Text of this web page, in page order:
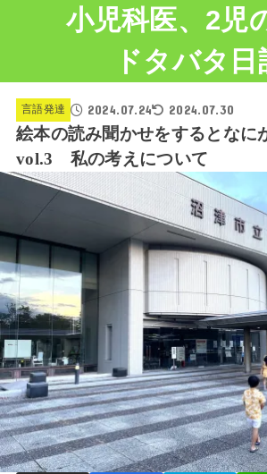
小児科医、2児
ドタバタ日
言語発達 2024.07.24 2024.07.30
絵本の読み聞かせをするとな
vol.3 私の考えについて